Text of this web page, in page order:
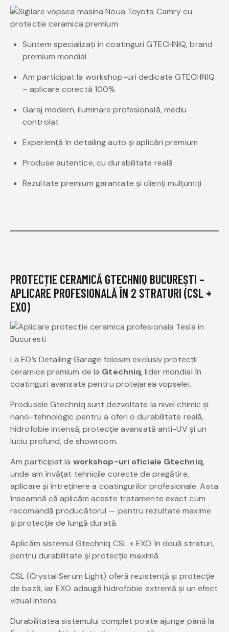
Suntem specializați în coatinguri GTECHNIQ, brand
premium mondial
Am participat la workshop-uri dedicate GTECHNIQ
– aplicare corectă 100%
Garaj modern, iluminare profesională, mediu
controlat
Experiență în detailing auto și aplicări premium
Produse autentice, cu durabilitate reală
Rezultate premium garantate și clienți mulțumiți
PROTECȚIE CERAMICĂ GTECHNIQ BUCUREȘTI –
APLICARE PROFESIONALĂ ÎN 2 STRATURI (CSL +
EXO)
La ED’s Detailing Garage folosim exclusiv protecții
ceramice premium de la Gtechniq, lider mondial în
coatinguri avansate pentru protejarea vopselei.
Produsele Gtechniq sunt dezvoltate la nivel chimic și
nano-tehnologic pentru a oferi o durabilitate reală,
hidrofobie intensă, protecție avansată anti-UV și un
luciu profund, de showroom.
Am participat la workshop-uri oficiale Gtechniq,
unde am învățat tehnicile corecte de pregătire,
aplicare și întreținere a coatingurilor profesionale. Asta
înseamnă că aplicăm aceste tratamente exact cum
recomandă producătorul — pentru rezultate maxime
și protecție de lungă durată.
Aplicăm sistemul Gtechniq CSL + EXO în două straturi,
pentru durabilitate și protecție maximă.
CSL (Crystal Serum Light) oferă rezistență și protecție
de bază, iar EXO adaugă hidrofobie extremă și un efect
vizual intens.
Durabilitatea sistemului complet poate ajunge până la